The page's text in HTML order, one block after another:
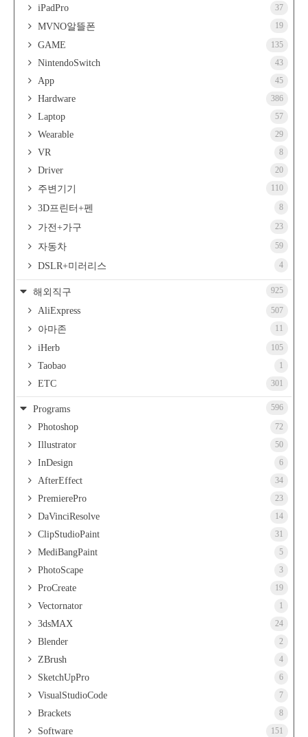
iPadPro 37
MVNO알뜰폰 19
GAME 135
NintendoSwitch 43
App 45
Hardware 386
Laptop 57
Wearable 29
VR 8
Driver 20
주변기기 110
3D프린터+펜 8
가전+가구 23
자동차 59
DSLR+미러리스 4
해외직구 925
AliExpress 507
아마존 11
iHerb 105
Taobao 1
ETC 301
Programs 596
Photoshop 72
Illustrator 50
InDesign 6
AfterEffect 34
PremierePro 23
DaVinciResolve 14
ClipStudioPaint 31
MediBangPaint 5
PhotoScape 3
ProCreate 19
Vectornator 1
3dsMAX 24
Blender 2
ZBrush 4
SketchUpPro 6
VisualStudioCode 7
Brackets 8
Software 151